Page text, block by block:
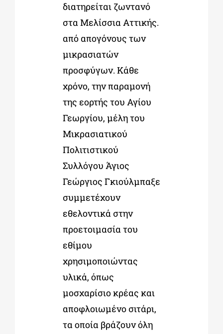
διατηρείται ζωντανό
στα Μελίσσια Αττικής.
από απογόνους των
μικρασιατών
προσφύγων. Κάθε
χρόνο, την παραμονή
της εορτής του Αγίου
Γεωργίου, μέλη του
Μικρασιατικού
Πολιτιστικού
Συλλόγου Άγιος
Γεώργιος Γκιούλμπαξε
συμμετέχουν
εθελοντικά στην
προετοιμασία του
εθίμου
χρησιμοποιώντας
υλικά, όπως
μοσχαρίσιο κρέας και
αποφλοιωμένο σιτάρι,
τα οποία βράζουν όλη